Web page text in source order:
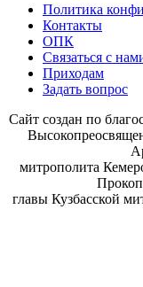
Политика
Контакты
ОПК
Связаться с
Приходам
Задать вопрос
Сайт со­здан по
мит­ро­по­ли­та
гла­вы Куз­бас­ской